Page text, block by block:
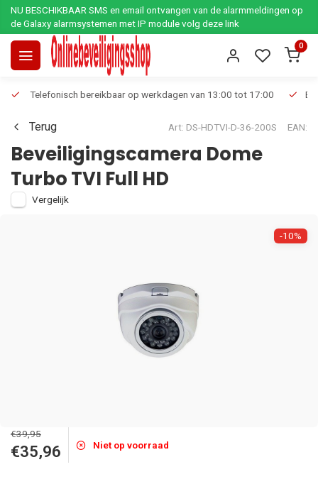
NU BESCHIKBAAR SMS en email ontvangen van de alarmmeldingen op
de Galaxy alarmsystemen met IP module volg deze link
0
Telefonisch bereikbaar op werkdagen van 13:00 tot 17:00
Terug Art: DS-HDTVI-D-36-200S EAN:
Beveiligingscamera Dome
Turbo TVI Full HD
Vergelijk
-10%
€39,95
€35,96 Niet op voorraad